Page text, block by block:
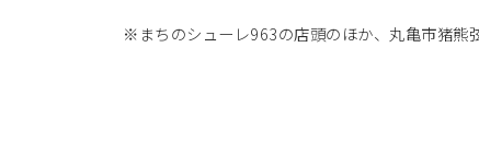
※まちのシューレ963の店頭のほか、丸亀市猪熊